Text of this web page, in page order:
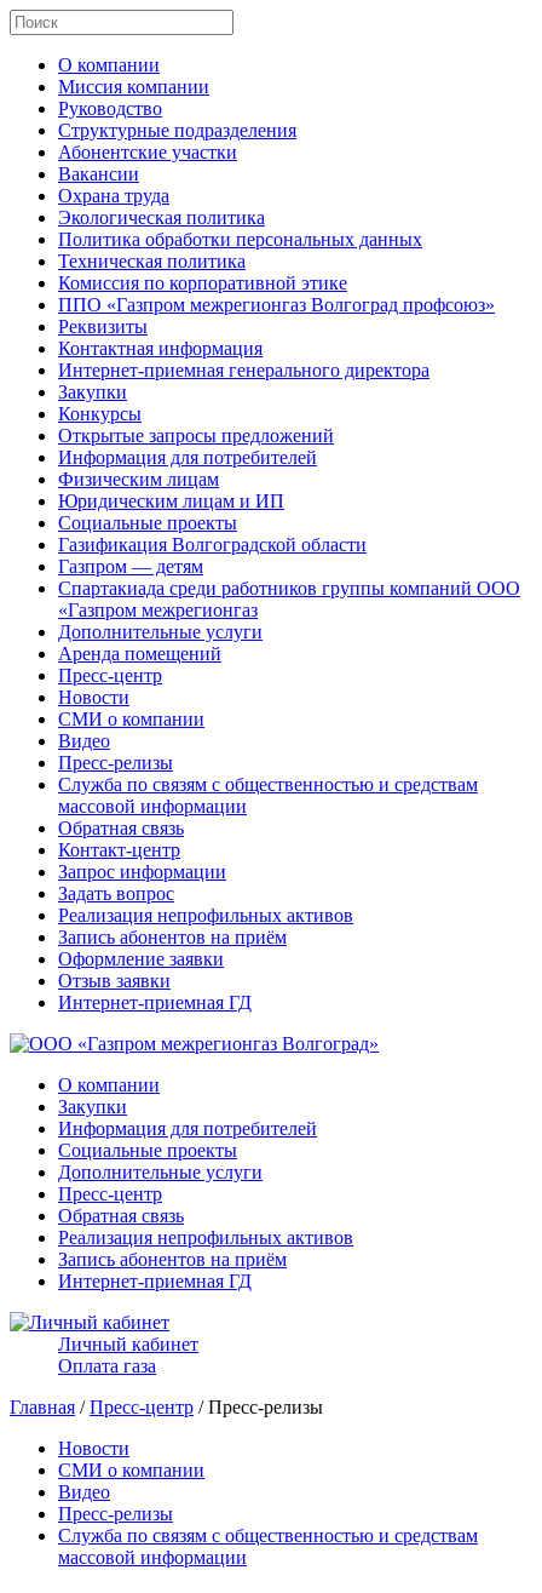
О компании
Миссия компании
Руководство
Структурные подразделения
Абонентские участки
Вакансии
Охрана труда
Экологическая политика
Политика обработки персональных данных
Техническая политика
Комиссия по корпоративной этике
ППО «Газпром межрегионгаз Волгоград профсоюз»
Реквизиты
Контактная информация
Интернет-приемная генерального директора
Закупки
Конкурсы
Открытые запросы предложений
Информация для потребителей
Физическим лицам
Юридическим лицам и ИП
Социальные проекты
Газификация Волгоградской области
Газпром — детям
Спартакиада среди работников группы компаний ООО
«Газпром межрегионгаз
Дополнительные услуги
Аренда помещений
Пресс-центр
Новости
СМИ о компании
Видео
Пресс-релизы
Служба по связям с общественностью и средствам
массовой информации
Обратная связь
Контакт-центр
Запрос информации
Задать вопрос
Реализация непрофильных активов
Запись абонентов на приём
Оформление заявки
Отзыв заявки
Интернет-приемная ГД
О компании
Закупки
Информация для потребителей
Социальные проекты
Дополнительные услуги
Пресс-центр
Обратная связь
Реализация непрофильных активов
Запись абонентов на приём
Интернет-приемная ГД
Личный кабинет
Оплата газа
Главная /Пресс-центр / Пресс-релизы
Новости
СМИ о компании
Видео
Пресс-релизы
Служба по связям с общественностью и средствам
массовой информации